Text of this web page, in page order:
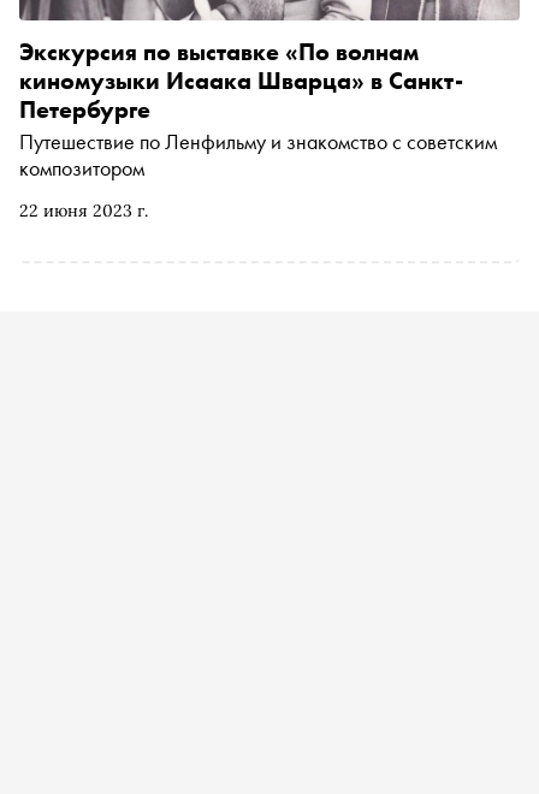
22 июня 2023 г.
Экскурсия по выставке «По волнам
киномузыки Исаака Шварца» в Санкт-
Петербурге
Путешествие по Ленфильму и знакомство с советским
композитором